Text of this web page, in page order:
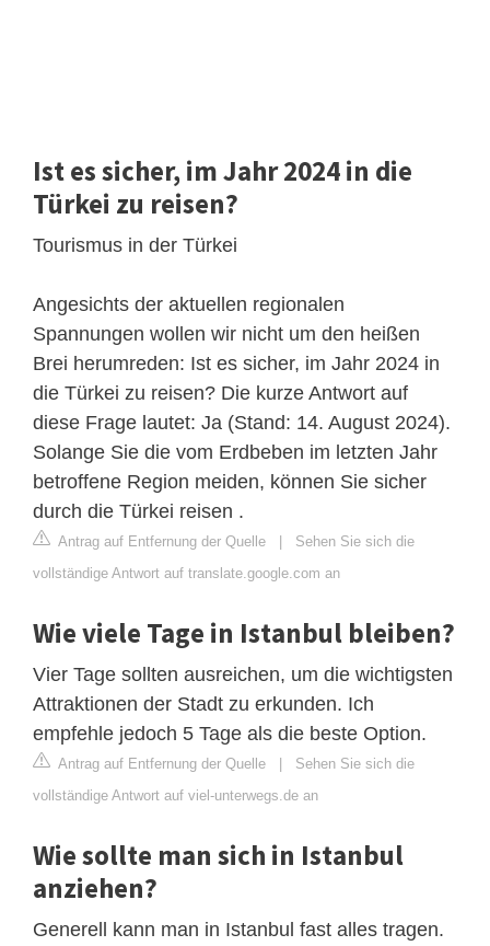
Ist es sicher, im Jahr 2024 in die
Türkei zu reisen?
Tourismus in der Türkei
Angesichts der aktuellen regionalen
Spannungen wollen wir nicht um den heißen
Brei herumreden: Ist es sicher, im Jahr 2024 in
die Türkei zu reisen? Die kurze Antwort auf
diese Frage lautet: Ja (Stand: 14. August 2024).
Solange Sie die vom Erdbeben im letzten Jahr
betroffene Region meiden, können Sie sicher
durch die Türkei reisen .
Antrag auf Entfernung der Quelle | Sehen Sie sich die
vollständige Antwort auf translate.google.com an
Wie viele Tage in Istanbul bleiben?
Vier Tage sollten ausreichen, um die wichtigsten
Attraktionen der Stadt zu erkunden. Ich
empfehle jedoch 5 Tage als die beste Option.
Antrag auf Entfernung der Quelle | Sehen Sie sich die
vollständige Antwort auf viel-unterwegs.de an
Wie sollte man sich in Istanbul
anziehen?
Generell kann man in Istanbul fast alles tragen.